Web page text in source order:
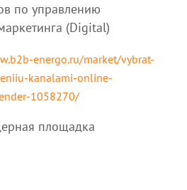
по управлению
(Digital)
energo.ru/market/vybrat-
kanalami-online-
1058270/
площадка